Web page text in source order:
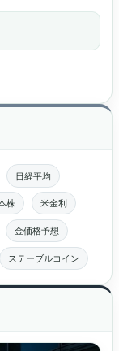
日経平均
株 米金利
金価格予想
ステーブルコイン